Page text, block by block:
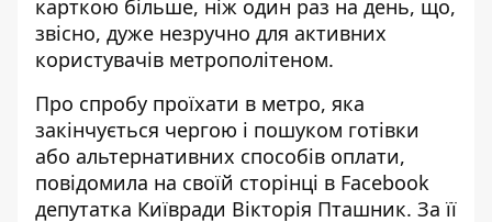
карткою більше, ніж один раз на день, що,
звісно, дуже незручно для активних
користувачів метрополітеном.
Про спробу проїхати в метро, яка
закінчується чергою і пошуком готівки
або альтернативних способів оплати,
повідомила на своїй сторінці в Facebook
депутатка Київради Вікторія Пташник. За її